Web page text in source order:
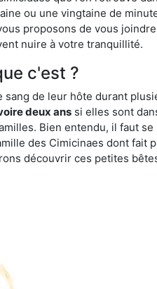
ou une vingtaine de
proposons de vous
nuire à votre tranquillité.
c'est ?
de leur hôte durant
deux ans si elles sont
Bien entendu, il faut
des Cimicinaes dont fait
découvrir ces petites